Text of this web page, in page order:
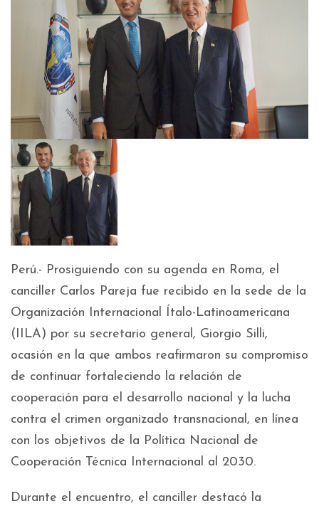
Perú.- Prosiguiendo con su agenda en Roma, el
canciller Carlos Pareja fue recibido en la sede de la
Organización Internacional Ítalo-Latinoamericana
(IILA) por su secretario general, Giorgio Silli,
ocasión en la que ambos reafirmaron su compromiso
de continuar fortaleciendo la relación de
cooperación para el desarrollo nacional y la lucha
contra el crimen organizado transnacional, en línea
con los objetivos de la Política Nacional de
Cooperación Técnica Internacional al 2030.
Durante el encuentro, el canciller destacó la